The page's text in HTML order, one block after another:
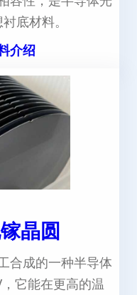
底材料。
介绍
晶圆
合成的一种半导体
它能在更高的温